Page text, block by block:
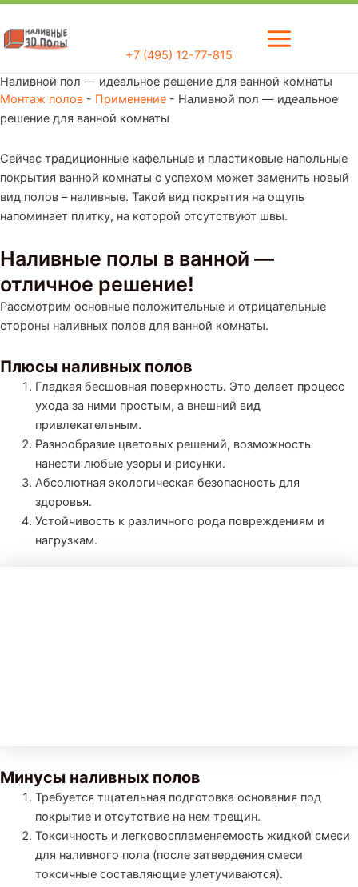
к
содержимому
+7 (495) 12-77-815
Menu
Наливной пол — идеальное решение для ванной комнаты
Монтаж полов - Применение - Наливной пол — идеальное
решение для ванной комнаты
Сейчас традиционные кафельные и пластиковые напольные
покрытия ванной комнаты с успехом может заменить новый
вид полов – наливные. Такой вид покрытия на ощупь
напоминает плитку, на которой отсутствуют швы.
Наливные полы в ванной —
отличное решение!
Рассмотрим основные положительные и отрицательные
стороны наливных полов для ванной комнаты.
Плюсы наливных полов
Гладкая бесшовная поверхность. Это делает процесс
ухода за ними простым, а внешний вид
привлекательным.
Разнообразие цветовых решений, возможность
нанести любые узоры и рисунки.
Абсолютная экологическая безопасность для
здоровья.
Устойчивость к различного рода повреждениям и
нагрузкам.
Минусы наливных полов
Требуется тщательная подготовка основания под
покрытие и отсутствие на нем трещин.
Токсичность и легковоспламеняемость жидкой смеси
для наливного пола (после затвердения смеси
токсичные составляющие улетучиваются).